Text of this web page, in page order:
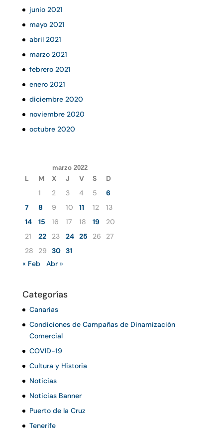
junio 2021
mayo 2021
abril 2021
marzo 2021
febrero 2021
enero 2021
diciembre 2020
noviembre 2020
octubre 2020
marzo 2022
L M X J V S
D
1
2 3 4 5
6
7
8 9 10 11 12
13
14
15 16 17 18 19
20
21
22 23 24 25 26
27
28
29 30 31
« Feb
Abr »
Categorías
Canarias
Condiciones de Campañas de Dinamización
Comercial
COVID-19
Cultura y Historia
Noticias
Noticias Banner
Puerto de la Cruz
Tenerife